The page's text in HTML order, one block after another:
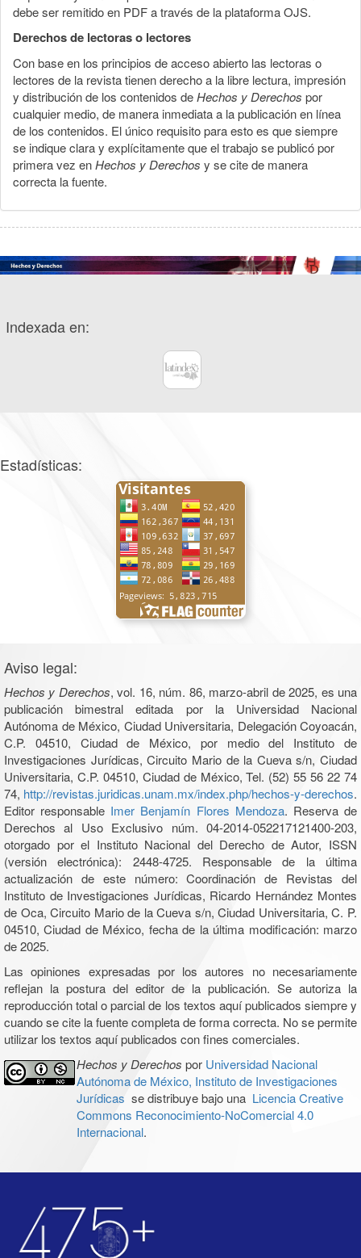
debe ser remitido en PDF a través de la plataforma OJS.
Derechos de lectoras o lectores
Con base en los principios de acceso abierto las lectoras o
lectores de la revista tienen derecho a la libre lectura, impresión
y distribución de los contenidos deHechos y Derechos por
cualquier medio, de manera inmediata a la publicación en línea
de los contenidos. El único requisito para esto es que siempre
se indique clara y explícitamente que el trabajo se publicó por
primera vez enHechos y Derechos y se cite de manera
correcta la fuente.
Indexada en:
Estadísticas:
Aviso legal:
Hechos y Derechos, vol. 16, núm. 86, marzo-abril de 2025, es una
publicación bimestral editada por la Universidad Nacional
Autónoma de México, Ciudad Universitaria, Delegación Coyoacán,
C.P. 04510, Ciudad de México, por medio del Instituto de
Investigaciones Jurídicas, Circuito Mario de la Cueva s/n, Ciudad
Universitaria, C.P. 04510, Ciudad de México, Tel. (52) 55 56 22 74
74, http://revistas.juridicas.unam.mx/index.php/hechos-y-derechos.
Editor responsable Imer Benjamín Flores Mendoza. Reserva de
Derechos al Uso Exclusivo núm. 04-2014-052217121400-203,
otorgado por el Instituto Nacional del Derecho de Autor, ISSN
(versión electrónica): 2448-4725. Responsable de la última
actualización de este número: Coordinación de Revistas del
Instituto de Investigaciones Jurídicas, Ricardo Hernández Montes
de Oca, Circuito Mario de la Cueva s/n, Ciudad Universitaria, C. P.
04510, Ciudad de México, fecha de la última modificación: marzo
de 2025.
Las opiniones expresadas por los autores no necesariamente
reflejan la postura del editor de la publicación. Se autoriza la
reproducción total o parcial de los textos aquí publicados siempre y
cuando se cite la fuente completa de forma correcta. No se permite
utilizar los textos aquí publicados con fines comerciales.
Hechos y Derechos por Universidad Nacional
Autónoma de México, Instituto de Investigaciones
Jurídicas se distribuye bajo una Licencia Creative
Commons Reconocimiento-NoComercial 4.0
Internacional.